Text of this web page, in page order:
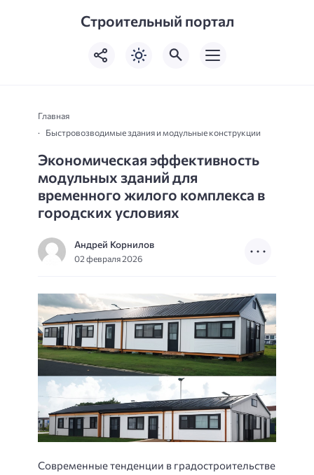
Строительный портал
Главная
Быстровозводимые здания и модульные конструкции
Экономическая эффективность
модульных зданий для
временного жилого комплекса в
городских условиях
Андрей Корнилов
02 февраля 2026
Современные тенденции в градостроительстве